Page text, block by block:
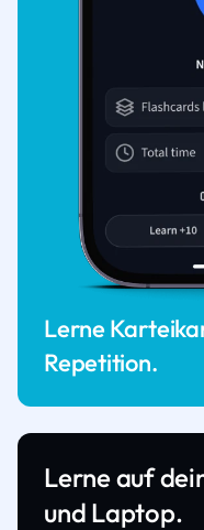
Lerne
Repetition.
Lerne auf
und Laptop.